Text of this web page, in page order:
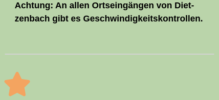
Ach­tung: An allen Orts­ein­gän­gen von Diet­
zen­bach gibt es Geschwindigkeitskontrollen.